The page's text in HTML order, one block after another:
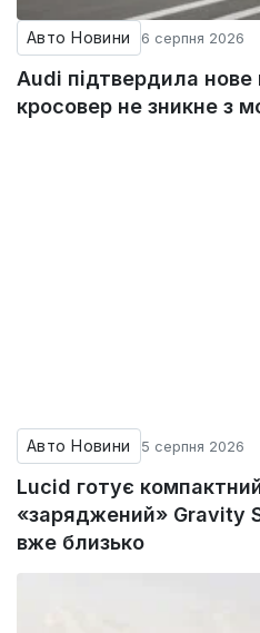
Авто Новини 6 серпня 2026
Audi підтвердила нове
кросовер не зникне з
Авто Новини 5 серпня 2026
Lucid готує
«заряджений» Gravity
вже близько